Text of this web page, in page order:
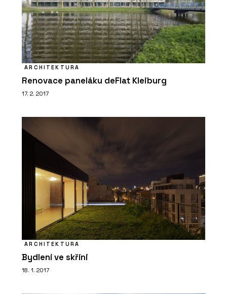
ARCHITEKTURA
Renovace paneláku deFlat Kleiburg
17. 2. 2017
ARCHITEKTURA
Bydlení ve skříni
18. 1. 2017